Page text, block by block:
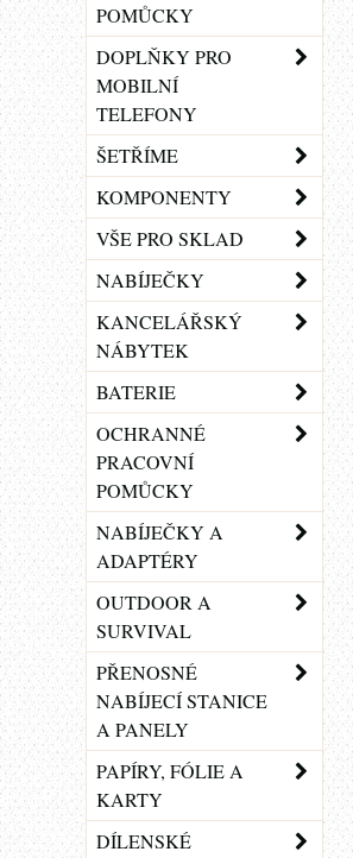
POMŮCKY
DOPLŇKY PRO
MOBILNÍ
TELEFONY
ŠETŘÍME
KOMPONENTY
VŠE PRO SKLAD
NABÍJEČKY
KANCELÁŘSKÝ
NÁBYTEK
BATERIE
OCHRANNÉ
PRACOVNÍ
POMŮCKY
NABÍJEČKY A
ADAPTÉRY
OUTDOOR A
SURVIVAL
PŘENOSNÉ
NABÍJECÍ STANICE
A PANELY
PAPÍRY, FÓLIE A
KARTY
DÍLENSKÉ